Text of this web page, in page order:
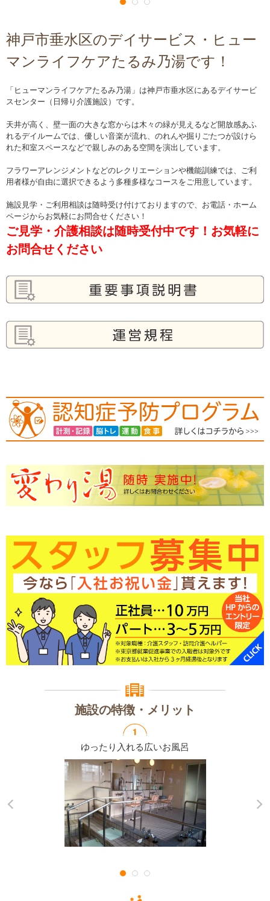
神戸市垂水区のデイサービス・ヒュー
マンライフケアたるみ乃湯です！
「ヒューマンライフケアたるみ乃湯」は神戸市垂水区にあるデイサービ
スセンター（日帰り介護施設）です。
天井が高く、壁一面の大きな窓からは木々の緑が見えるなど開放感あふ
れるデイルームでは、優しい音楽が流れ、のれんや掘りごたつが設けら
れた和室スペースなどで親しみのある空間を演出しています。
フラワーアレンジメントなどのレクリエーションや機能訓練では、ご利
用者様が自由に選択できるよう多種多様なコースをご用意しています。
施設見学・ご利用相談は随時受け付けておりますので、お電話・ホーム
ページからお気軽にお問合せください！
ご見学・介護相談は随時受付中です！お気軽に
お問合せください
施設の特徴・メリット
ゆったり入れる広いお風呂